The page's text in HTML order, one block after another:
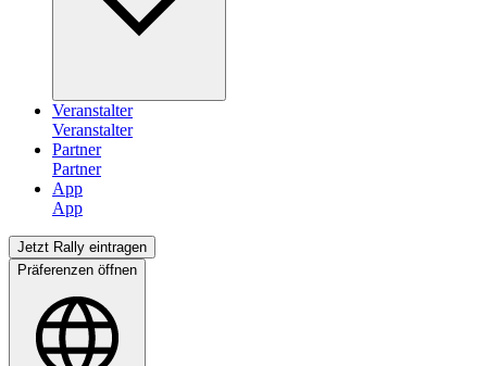
Veranstalter
Partner
App
Jetzt Rally eintragen
Präferenzen öffnen